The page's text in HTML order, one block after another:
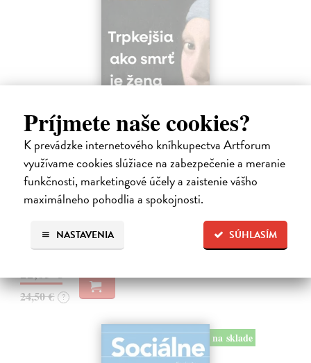
Príjmete naše cookies?
K prevádzke internetového kníhkupectva Artforum
využívame cookies slúžiace na zabezpečenie a meranie
funkčnosti, marketingové účely a zaistenie vášho
maximálneho pohodlia a spokojnosti.
SÚHLASÍM
NASTAVENIA
Trpkejšia ako smrť je žena
Marneros Andreas
| Kniha
JE TO MOŽNO NAJVÄČŠIA REVOLÚCIA NAŠICH DNÍ:
rovnocennosť a rovnoprávnosť ženy a muža. Vojna a mier medzi
spolužitím.
Zasielame do 14 dní
22,05 €
24,50 € ?
na sklade